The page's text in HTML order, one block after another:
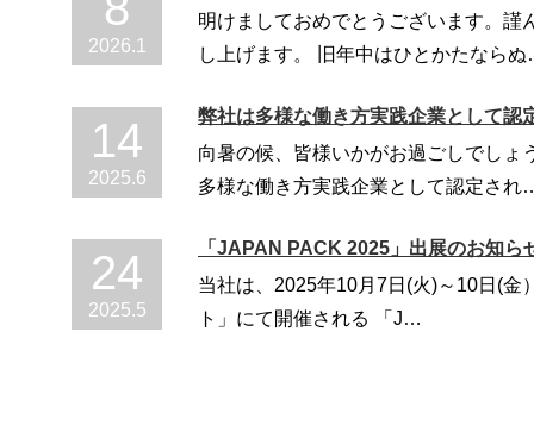
2026.1
明けましておめでとうございます。謹
し上げます。 旧年中はひとかたなら
14
2025.6
弊社は多様な働き方実践企業として認
向暑の候、皆様いかがお過ごしでしょ
多様な働き方実践企業として認定され
24
2025.5
「JAPAN PACK 2025」出展のお知ら
当社は、2025年10月7日(火)～10日(金
ト」にて開催される 「J…